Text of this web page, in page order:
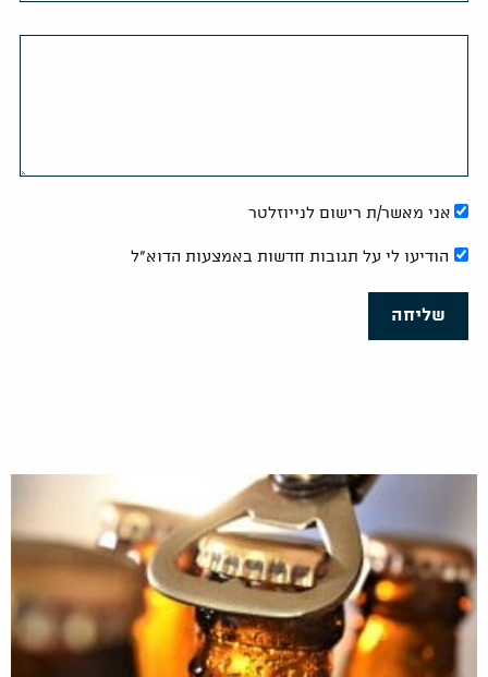
אני מאשר/ת רישום לנייוזלטר
הודיעו לי על תגובות חדשות באמצעות הדוא"ל
שליחה